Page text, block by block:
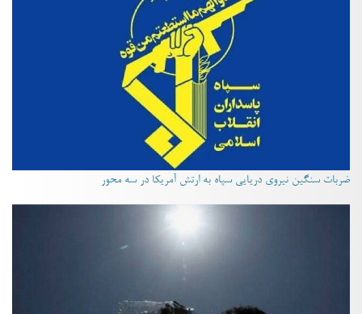
ضربات سنگین نیروی دریایی سپاه به ارتش آمریکا در سه محور